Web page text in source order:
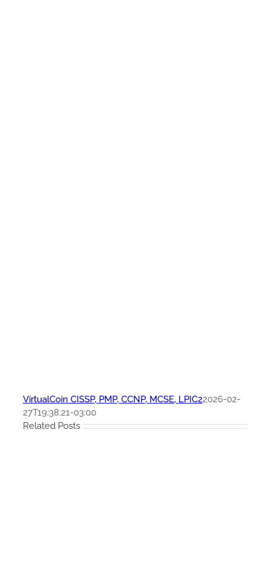
VirtualCoin CISSP, PMP, CCNP, MCSE, LPIC22026-02-
27T19:38:21-03:00
Related Posts